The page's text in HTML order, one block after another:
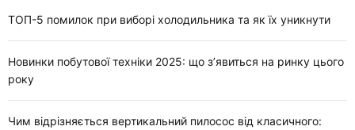
ТОП-5 помилок при виборі холодильника та як їх уникнути
Новинки побутової техніки 2025: що з’явиться на ринку цього
року
Чим відрізняється вертикальний пилосос від класичного: